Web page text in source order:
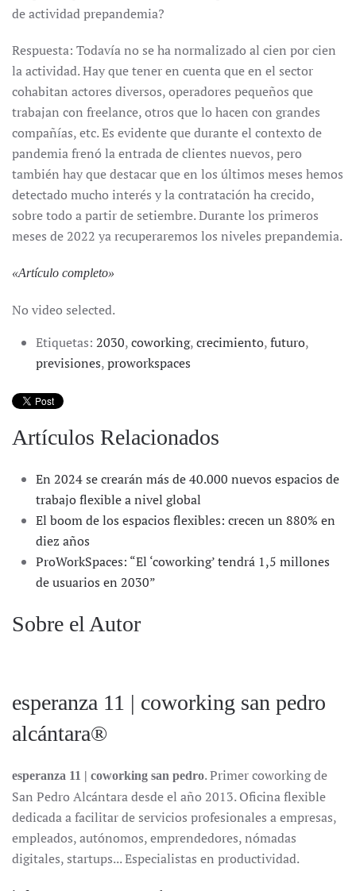
de actividad prepandemia?
Respuesta: Todavía no se ha normalizado al cien por cien
la actividad. Hay que tener en cuenta que en el sector
cohabitan actores diversos, operadores pequeños que
trabajan con freelance, otros que lo hacen con grandes
compañías, etc. Es evidente que durante el contexto de
pandemia frenó la entrada de clientes nuevos, pero
también hay que destacar que en los últimos meses hemos
detectado mucho interés y la contratación ha crecido,
sobre todo a partir de setiembre. Durante los primeros
meses de 2022 ya recuperaremos los niveles prepandemia.
«Artículo completo»
No video selected.
Etiquetas: 2030,coworking,crecimiento,futuro,
previsiones,proworkspaces
Artículos Relacionados
En 2024 se crearán más de 40.000 nuevos espacios de
trabajo flexible a nivel global
El boom de los espacios flexibles: crecen un 880% en
diez años
ProWorkSpaces: “El ‘coworking’ tendrá 1,5 millones
de usuarios en 2030”
Sobre el Autor
esperanza 11 | coworking san pedro
alcántara®
esperanza 11 | coworking san pedro. Primer coworking de
San Pedro Alcántara desde el año 2013. Oficina flexible
dedicada a facilitar de servicios profesionales a empresas,
empleados, autónomos, emprendedores, nómadas
digitales, startups... Especialistas en productividad.